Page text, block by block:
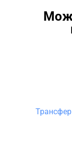
Трансфер